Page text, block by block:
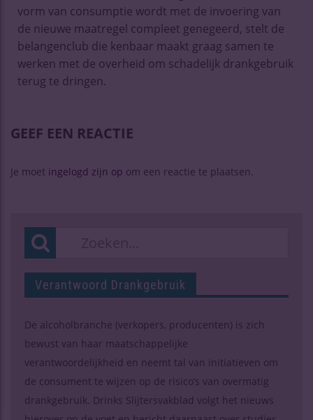
vorm van consumptie wordt met de invoering van
de nieuwe maatregel compleet genegeerd, stelt de
belangenclub die kenbaar maakt graag samen te
werken met de overheid om schadelijk drankgebruik
terug te dringen.
GEEF EEN REACTIE
Je moet ingelogd zijn op om een reactie te plaatsen.
Verantwoord Drankgebruik
De alcoholbranche (verkopers, producenten) is zich
bewust van haar maatschappelijke
verantwoordelijkheid en neemt tal van initiatieven om
de consument te wijzen op de risico’s van overmatig
drankgebruik. Drinks Slijtersvakblad volgt het nieuws